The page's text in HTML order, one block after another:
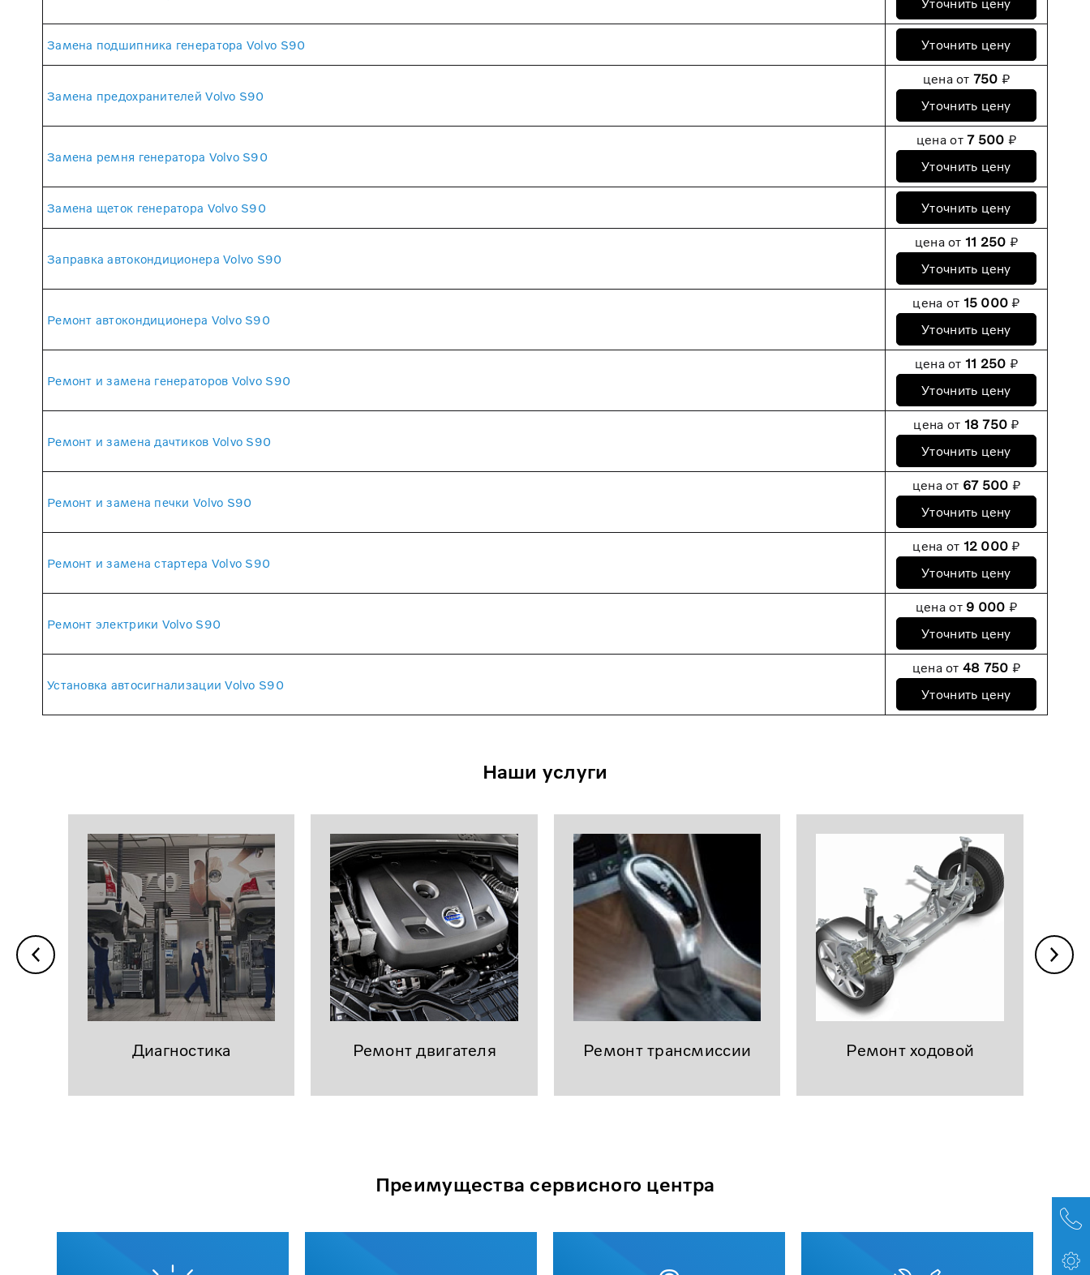
Замена подшипника генератора Volvo S90 Уточнить цену
Замена предохранителей Volvo S90
цена от 750 ₽
Уточнить цену
Замена ремня генератора Volvo S90
цена от7 500 ₽
Уточнить цену
Замена щеток генератора Volvo S90 Уточнить цену
Заправка автокондиционера Volvo S90
цена от 11 250 ₽
Уточнить цену
Ремонт автокондиционера Volvo S90
цена от 15 000 ₽
Уточнить цену
Ремонт и замена генераторов Volvo S90
цена от 11 250 ₽
Уточнить цену
Ремонт и замена дачтиков Volvo S90
цена от 18 750 ₽
Уточнить цену
Ремонт и замена печки Volvo S90
цена от 67 500 ₽
Уточнить цену
Ремонт и замена стартера Volvo S90
цена от 12 000 ₽
Уточнить цену
Ремонт электрики Volvo S90
цена от 9 000 ₽
Уточнить цену
Установка автосигнализации Volvo S90
цена от 48 750 ₽
Уточнить цену
Наши услуги
Диагностика Ремонт двигателя Ремонт трансмиссии
Ремонт ходовой
Преимущества сервисного центра